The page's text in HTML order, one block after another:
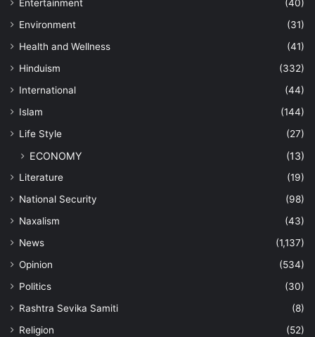
Entertainment
(40)
Environment
(31)
Health and Wellness
(41)
Hinduism
(332)
International
(44)
Islam
(144)
Life Style
(27)
ECONOMY (13)
Literature
(19)
National Security
(98)
Naxalism
(43)
News
(1,137)
Opinion
(534)
Politics
(30)
Rashtra Sevika Samiti
(8)
Religion
(52)